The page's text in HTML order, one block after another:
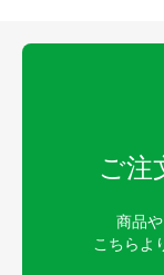
ご注
商品
こちらよ